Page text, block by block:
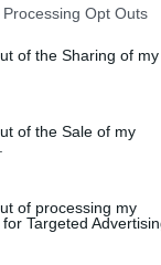
Opt Outs
of the Sharing of my
of the Sale of my
of processing my
Targeted
αλλά μερικές
πάρεις
ότι ο
θετικές
του και